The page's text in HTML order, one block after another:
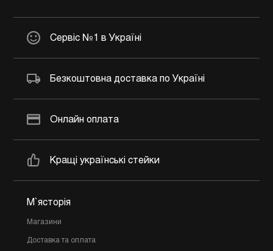
Сервіс №1 в Україні
Безкоштовна доставка по Україні
Онлайн оплата
Кращі українські стейки
М`ясторія
Магазини
Доставка та оплата